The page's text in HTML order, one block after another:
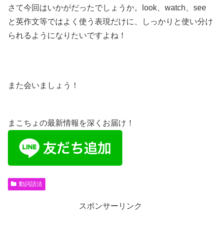
さて今回はいかがだったでしょうか。look、watch、see
と英作文等ではよく使う表現だけに、しっかりと使い分け
られるようになりたいですよね！
また会いましょう！
まこちょの最新情報を深くお届け！
動詞語法
スポンサーリンク